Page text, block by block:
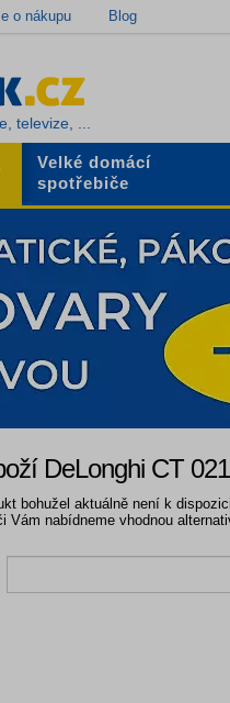
o nákupu Blog
televize, ...
Velké domácí
spotřebiče
DeLonghi CT
bohužel aktuálně není k
Vám nabídneme vhodnou